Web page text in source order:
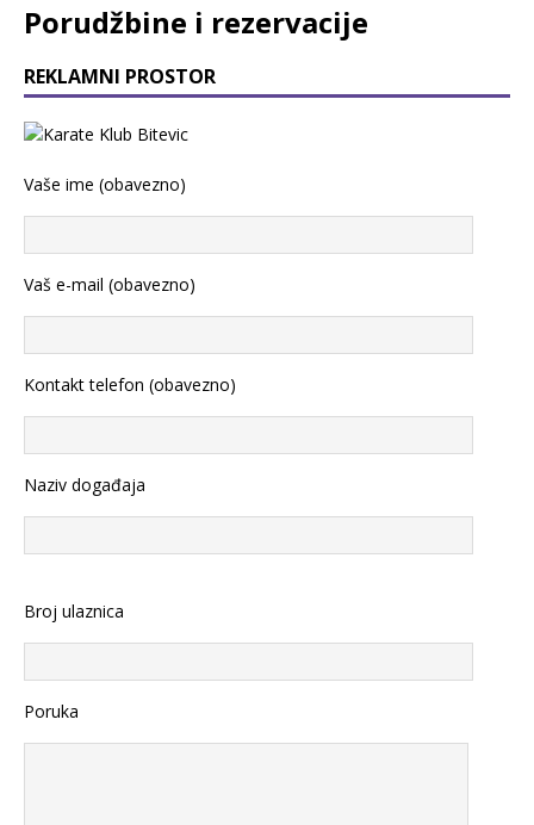
Porudžbine i rezervacije
REKLAMNI PROSTOR
Vaše ime (obavezno)
Vaš e-mail (obavezno)
Kontakt telefon (obavezno)
Naziv događaja
Broj ulaznica
Poruka